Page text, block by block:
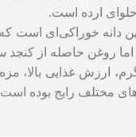
ارده است.
دانه خوراکی‌ای است
اما روغن حاصله از
ارزش غذایی بالا،
مختلف رایج بوده